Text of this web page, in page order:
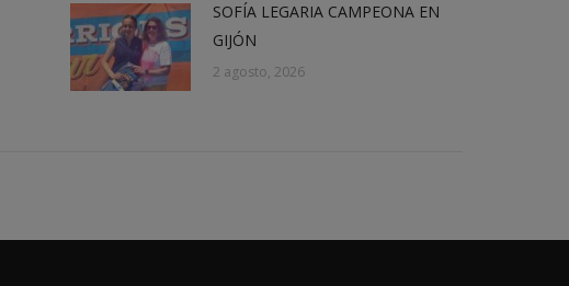
SOFÍA LEGARIA CAMPEONA EN
GIJÓN
2 agosto, 2026